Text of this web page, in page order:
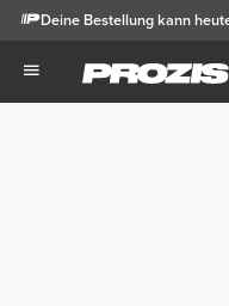
Deine Bestellung kann